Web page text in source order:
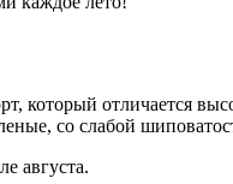
который отличается
со слабой
августа.